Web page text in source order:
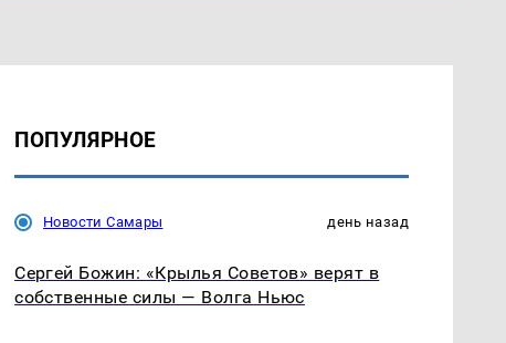
ПОПУЛЯРНОЕ
Новости Самары день назад
Сергей Божин: «Крылья Советов» верят в
собственные силы — Волга Ньюс